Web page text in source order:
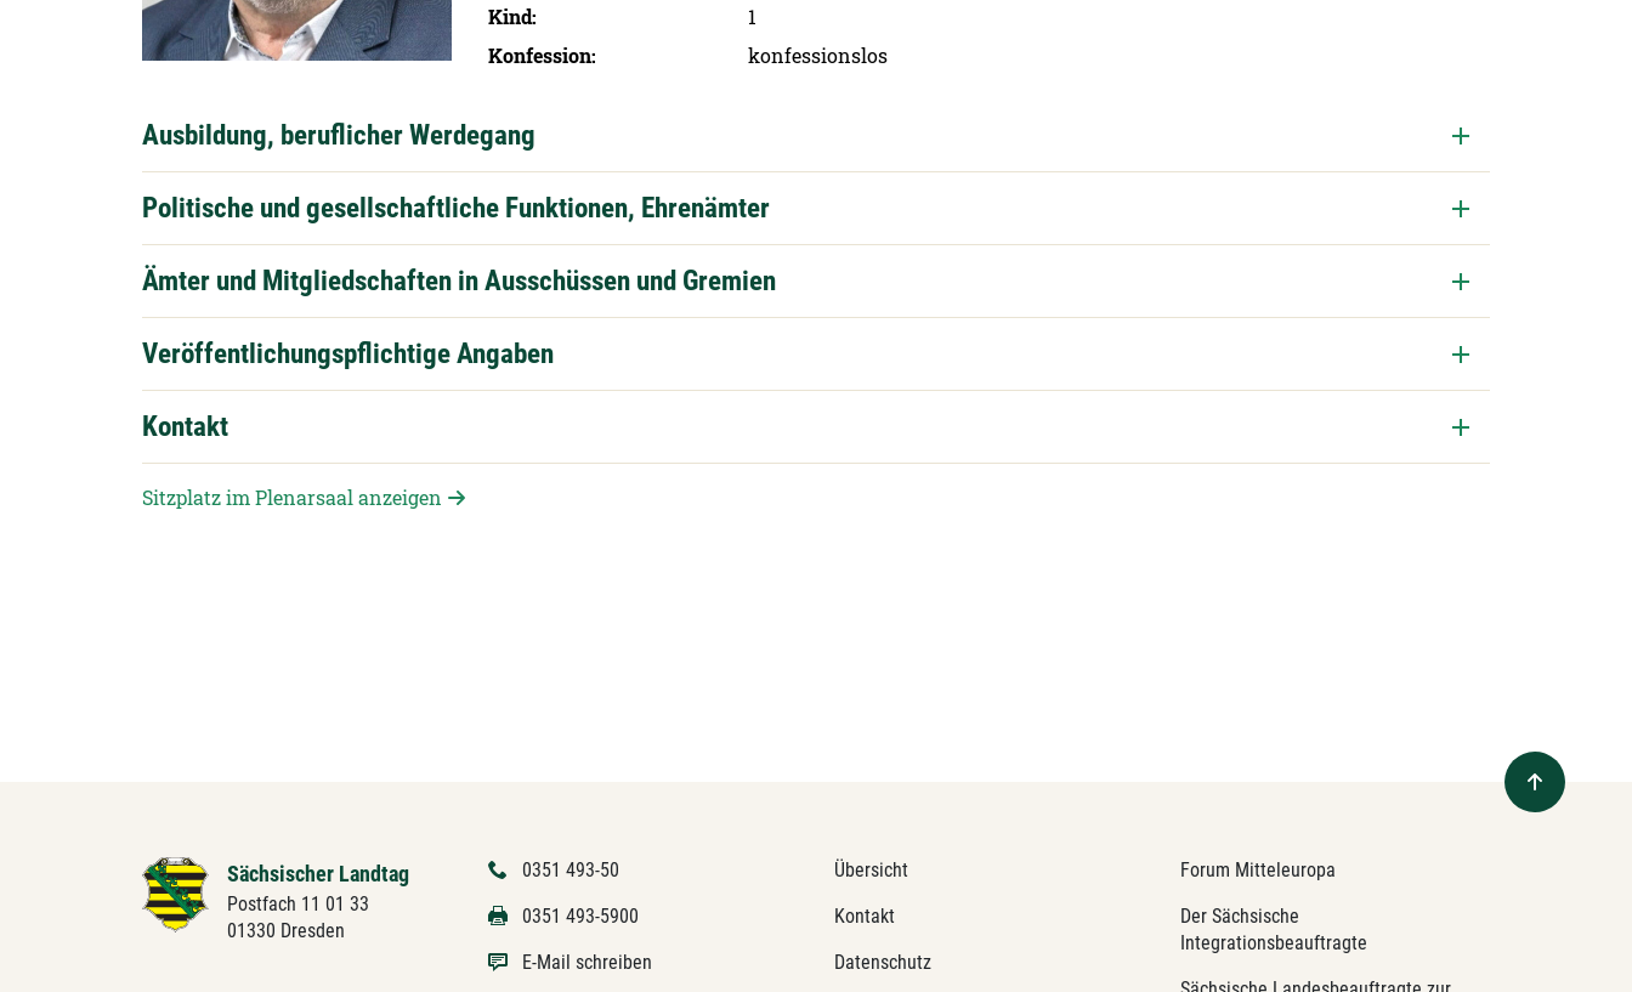
Kind
1
Konfession
konfessionslos
Ausbildung, beruflicher Werdegang
Politische und gesellschaftliche Funktionen, Ehrenämter
Ämter und Mitgliedschaften in Ausschüssen und Gremien
Veröffentlichungspflichtige Angaben
Kontakt
Sitzplatz im Plenarsaal anzeigen
Sächsischer Landtag
Postfach 11 01 33
01330 Dresden
0351 493-50
0351 493-5900
E-Mail schreiben
Übersicht
Kontakt
Datenschutz
Forum Mitteleuropa
Der Sächsische
Integrationsbeauftragte